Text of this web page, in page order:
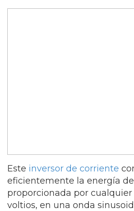
Este inversor de corriente
eficientemente la energía
proporcionada por cualquier
voltios, en una onda